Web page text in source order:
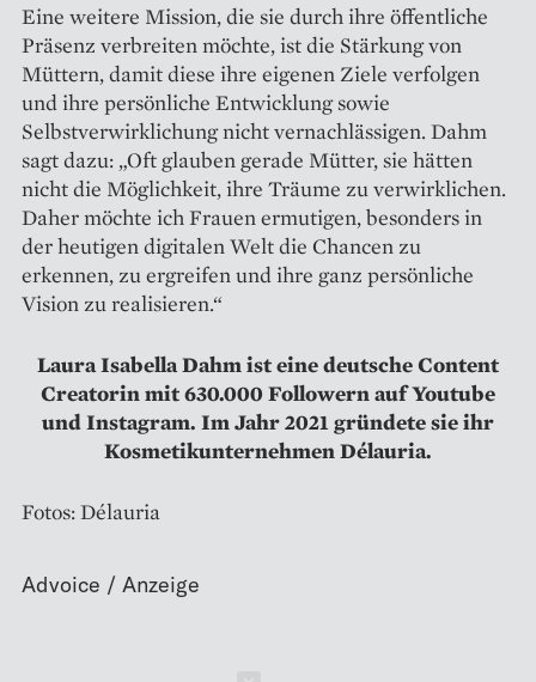
Eine weitere Mission, die sie durch ihre öffentliche
Präsenz verbreiten möchte, ist die Stärkung von
Müttern, damit diese ihre eigenen Ziele verfolgen
und ihre persönliche Entwicklung sowie
Selbstverwirk­lichung nicht vernachlässigen. Dahm
sagt dazu: „Oft glauben gerade Mütter, sie hätten
nicht die Möglichkeit, ihre Träume zu verwirklichen.
Daher möchte ich Frauen ermutigen, besonders in
der heutigen digitalen Welt die Chancen zu
erkennen, zu ergreifen und ihre ganz persönliche
Vision zu realisieren.“
Laura Isabella Dahm ist eine deutsche Content
Creatorin mit 630.000 Followern auf Youtube
und Instagram. Im Jahr 2021 gründete sie ihr
Kosmetikunternehmen Délauria.
Fotos: Délauria